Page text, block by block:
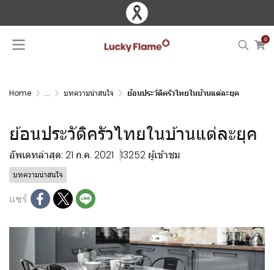
0
Home ... บทความน่าสนใจ ย้อนประวัติครัวไทยในบ้านแต่ละยุค
ย้อนประวัติครัวไทยในบ้านแต่ละยุค
อัพเดทล่าสุด: 21 ก.ค. 2021 13252 ผู้เข้าชม
บทความน่าสนใจ
แชร์